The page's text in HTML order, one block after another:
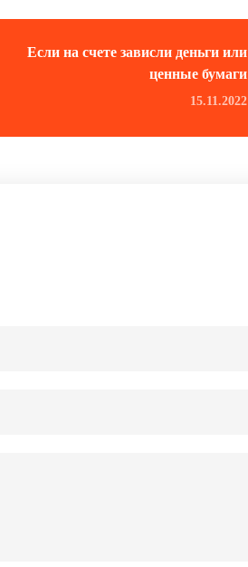
Если на счете зависли деньги или
ценные бумаги
15.11.2022